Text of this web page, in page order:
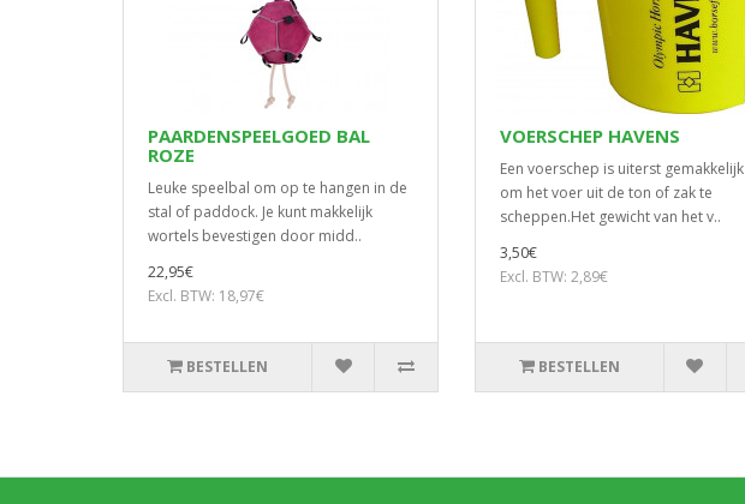
PAARDENSPEELGOED BAL
ROZE
Leuke speelbal om op te hangen in de
stal of paddock. Je kunt makkelijk
wortels bevestigen door midd..
22,95€
Excl. BTW: 18,97€
BESTELLEN
VOERSCHEP HAVENS
Een voerschep is uiterst gemakkelijk
om het voer uit de ton of zak te
scheppen.Het gewicht van het v..
3,50€
Excl. BTW: 2,89€
BESTELLEN